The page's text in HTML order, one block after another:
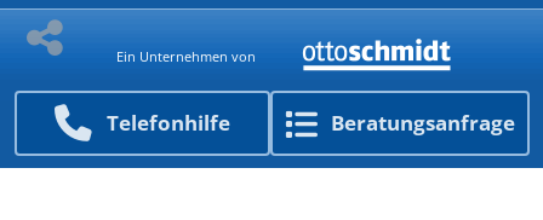
Telefon­hilfe Beratungs­anfrage
Ein Unternehmen von